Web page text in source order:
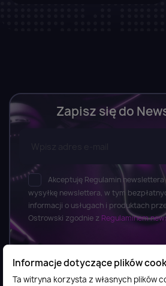
Zapisz się do
Akceptuję Regulamin
wysyłkę newslettera, w tym
informacji o usługach i produktach
Ostrowski zgodnie z Regulaminem
Informacje dotyczące plików
Ta witryna korzysta z własnych plików